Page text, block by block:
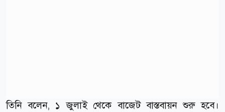
তিনি বলেন, ১ জুলাই থেকে বাজেট বাস্তবায়ন শুরু হবে।